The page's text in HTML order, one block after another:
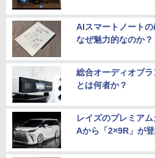
AIスマートノート
なぜ魅力的なのか？
総合オーディオブ
とは何者か？
レイズのプレミア
Aから「2×9R」が登